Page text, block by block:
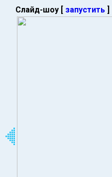
Слайд-шоу [ запустить ]